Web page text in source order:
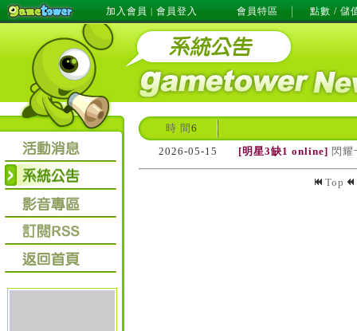
加入會員 | 會員登入 會員特區 點數 / 儲
時 間 6
2026-05-15
[明星3缺1 online] 閃耀
Top